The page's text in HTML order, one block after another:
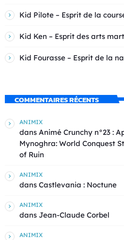
Kid Pilote – Esprit de la
Kid Ken – Esprit des arts
Kid Fourasse – Esprit de la
COMMENTAIRES RÉCENTS
ANIMIX
dans Animé Crunchy n°23 :
Mynoghra: World Conquest
of Ruin
ANIMIX
dans Castlevania : Noctune
ANIMIX
dans Jean-Claude Corbel
ANIMIX